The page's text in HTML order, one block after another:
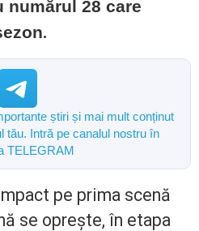
numărul 28 care
.
știri și mai mult conținut
tău. Intră pe canalul nostru în
TELEGRAM
pe prima scenă
se oprește, în etapa